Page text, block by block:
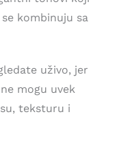
kombinuju sa
uživo, jer
mogu uvek
teksturu i